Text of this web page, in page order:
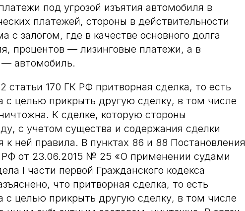
под угрозой изъятия автомобиля в
платежей, стороны в действительности
с залогом, где в качестве основного долга
процентов — лизинговые платежи, а в
— автомобиль.
статьи 170 ГК РФ притворная сделка, то есть
с целью прикрыть другую сделку, в том числе
К сделке, которую стороны
с учетом существа и содержания сделки
ней правила. В пунктах 86 и 88 Постановления
от 23.06.2015 № 25 «О применении судами
I части первой Гражданского кодекса
что притворная сделка, то есть
с целью прикрыть другую сделку, в том числе